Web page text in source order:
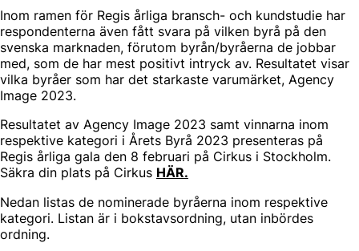
Inom ramen för Regis årliga bransch- och kundstudie har
respondenterna även fått svara på vilken byrå på den
svenska marknaden, förutom byrån/byråerna de jobbar
med, som de har mest positivt intryck av. Resultatet visar
vilka byråer som har det starkaste varumärket, Agency
Image 2023.
Resultatet av Agency Image 2023 samt vinnarna inom
respektive kategori i Årets Byrå 2023 presenteras på
Regis årliga gala den 8 februari på Cirkus i Stockholm.
Säkra din plats på Cirkus HÄR.
Nedan listas de nominerade byråerna inom respektive
kategori. Listan är i bokstavsordning, utan inbördes
ordning.